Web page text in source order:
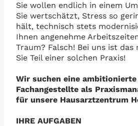
Sie wollen endlich in einem
Sie wertschätzt, Stress so
hält, technisch stets
Ihnen angenehme
Traum? Falsch! Bei uns ist das
Sie Teil einer solchen Praxis!
Wir suchen eine
Fachangestellte als
für unsere Hausarztzentrum
IHRE AUFGABEN